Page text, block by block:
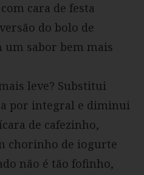
cara de festa
do bolo de
um sabor bem mais
leve? Substitui
por integral e diminui
de cafezinho,
chorinho de iogurte
não é tão fofinho,